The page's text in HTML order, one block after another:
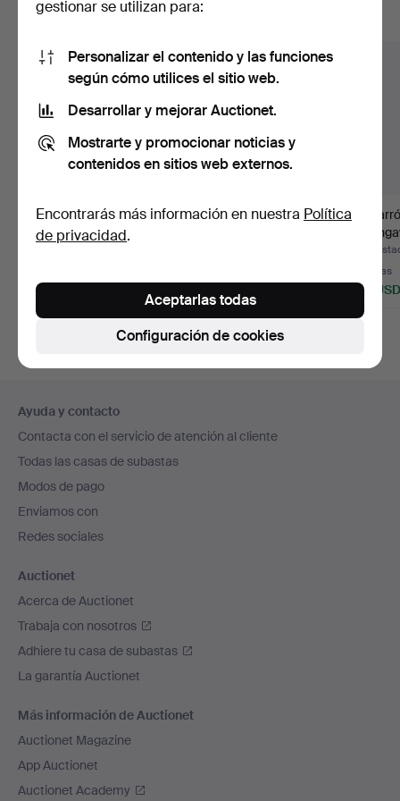
WALTER BOSSE. 1904-
1979. Gato, bronce,
64 USD
PARAGÜERO, estilo Art
Un
de
3 pujas
53 USD
en
el
pie
de
página
Ayuda y contacto
Contacta con el servicio de atención al cliente
Todas las casas de subastas
Modos de pago
Enviamos con
Redes sociales
Auctionet
Acerca de Auctionet
Trabaja con nosotros
Adhiere tu casa de subastas
La garantía Auctionet
Más información de Auctionet
Auctionet Magazine
App Auctionet
Auctionet Academy
gestionar se utilizan para:
Personalizar el contenido y las funciones
según cómo utilices el sitio web.
Desarrollar y mejorar Auctionet.
Mostrarte y promocionar noticias y
contenidos en sitios web externos.
Encontrarás más información en nuestra Política
de privacidad.
Configuración de cookies
Aceptarlas todas